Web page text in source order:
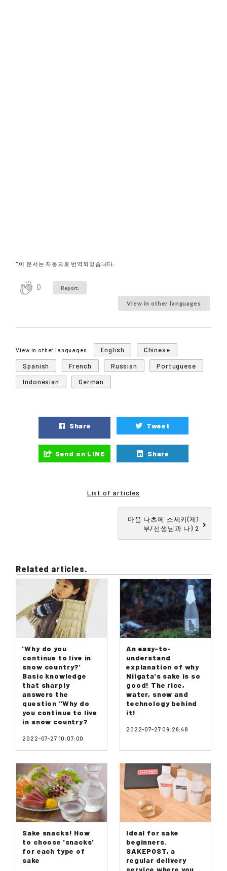
*이 문서는 자동으로 번역되었습니다.
0 Report.
View in other languages
View in other languages English
Chinese
Spanish
French Russian
Portuguese
Indonesian
German
Share Tweet
Send on LINE Share
List of articles
마음 나츠메 소세키(제1
부/선생님과 나) 2
Related articles.
'Why do you
continue to live in
snow country?'
Basic knowledge
that sharply
answers the
question "Why do
you continue to live
in snow country?
2022-07-27 10:07:00
An easy-to-
understand
explanation of why
Niigata's sake is so
good! The rice,
water, snow and
technology behind
it!
2022-07-27 09:29:48
Sake snacks! How
to choose 'snacks'
for each type of
sake
Ideal for sake
beginners.
SAKEPOST, a
regular delivery